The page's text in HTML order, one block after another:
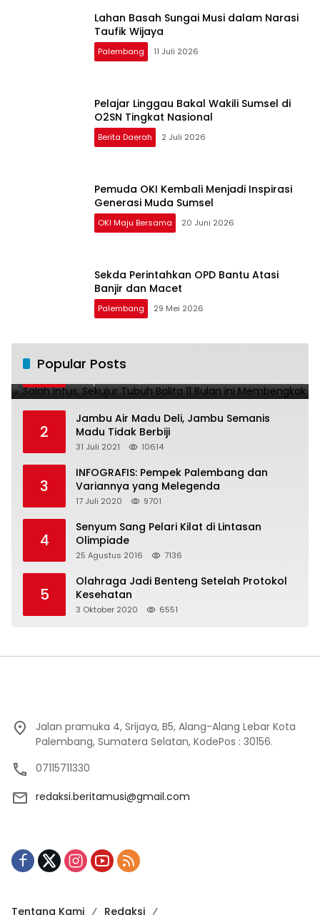
Lahan Basah Sungai Musi dalam Narasi
Taufik Wijaya
Palembang 11 Juli 2026
Pelajar Linggau Bakal Wakili Sumsel di
O2SN Tingkat Nasional
Berita Daerah 2 Juli 2026
Pemuda OKI Kembali Menjadi Inspirasi
Generasi Muda Sumsel
OKI Maju Bersama 20 Juni 2026
Sekda Perintahkan OPD Bantu Atasi
Banjir dan Macet
Palembang 29 Mei 2026
Popular Posts
1
ini Membengkak
2
Jambu Air Madu Deli, Jambu Semanis
Madu Tidak Berbiji
31 Juli 2021 10614
3
INFOGRAFIS: Pempek Palembang dan
Variannya yang Melegenda
17 Juli 2020 9701
4
Senyum Sang Pelari Kilat di Lintasan
Olimpiade
25 Agustus 2016 7136
5
Olahraga Jadi Benteng Setelah Protokol
Kesehatan
3 Oktober 2020 6551
Jalan pramuka 4, Srijaya, B5, Alang-Alang Lebar Kota
Palembang, Sumatera Selatan, KodePos : 30156.
07115711330
redaksi.beritamusi@gmail.com
Tentang Kami Redaksi